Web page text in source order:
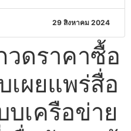
29 สิงหาคม 2024
วดราคาซื้อ
ผยแพร่สื่อ
บเครือข่าย